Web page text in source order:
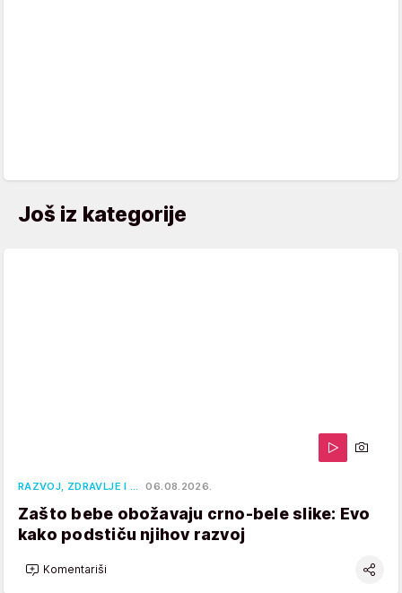
Još iz kategorije
RAZVOJ, ZDRAVLJE I … 06.08.2026.
Zašto bebe obožavaju crno-bele slike: Evo
kako podstiču njihov razvoj
Komentariši